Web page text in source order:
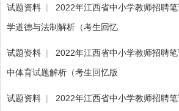
试题资料 |
2022年江西省中小学教师招聘
学道德与法制解析（考生回忆
试题资料 |
2022年江西省中小学教师招聘
中体育试题解析（考生回忆版
试题资料 |
2022年江西省中小学教师招聘